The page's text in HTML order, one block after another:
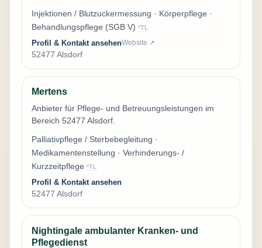
Injektionen / Blutzuckermessung · Körperpflege ·
Behandlungspflege (SGB V) *TL
Profil & Kontakt ansehenWebsite ↗
52477 Alsdorf
Mertens
Anbieter für Pflege- und Betreuungsleistungen im
Bereich 52477 Alsdorf.
Palliativpflege / Sterbebegleitung ·
Medikamentenstellung · Verhinderungs- /
Kurzzeitpflege *TL
Profil & Kontakt ansehen
52477 Alsdorf
Nightingale ambulanter Kranken- und
Pflegedienst